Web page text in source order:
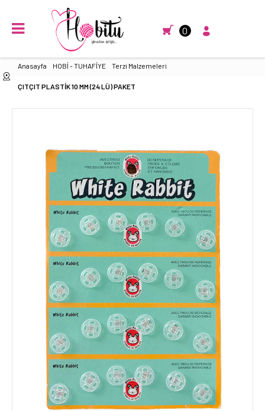
0
Anasayfa HOBİ - TUHAFİYE Terzi Malzemeleri
ÇITÇIT PLASTİK 10 MM (24 LÜ) PAKET